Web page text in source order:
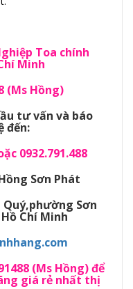
Toa chính
Minh
(Ms Hồng)
tư vấn và báo
đến:
0932.791.488
Sơn Phát
Quý,phường Sơn
Chí Minh
(Ms Hồng) để
giá rẻ nhất thị